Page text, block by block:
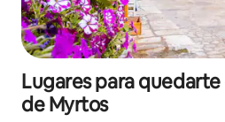
Lugares para
de Myrtos